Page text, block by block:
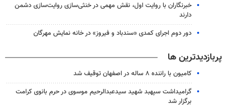
خبرنگاران با روایت اول، نقش مهمی در خنثی‌سازی روایت‌سازی دشمن
دارند
دور دوم اجرای کمدی «سندباد و فیروز» در خانه نمایش مهرگان
پربازدیدترین ها
کامیون با راننده ۸ ساله در اصفهان توقیف شد
گرامیداشت سپهبد شهید سیدعبدالرحیم موسوی در حرم بانوی کرامت
برگزار شد